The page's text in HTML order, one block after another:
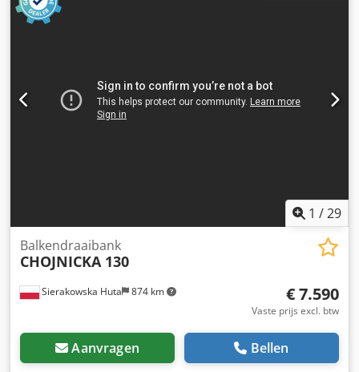
elektrische aandrijving van 45 kW voor het freeskop. De
doorvoersnelheid is instelbaar van 1 tot 12. Voor de
1 /29
Sierakowska Huta 874 km
Balkendraaibank
CHOJNICKA 130
€ 7.590
Vaste prijs excl. btw
Aanvragen Bellen